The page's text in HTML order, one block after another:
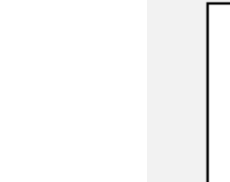
レストラン・カフェ